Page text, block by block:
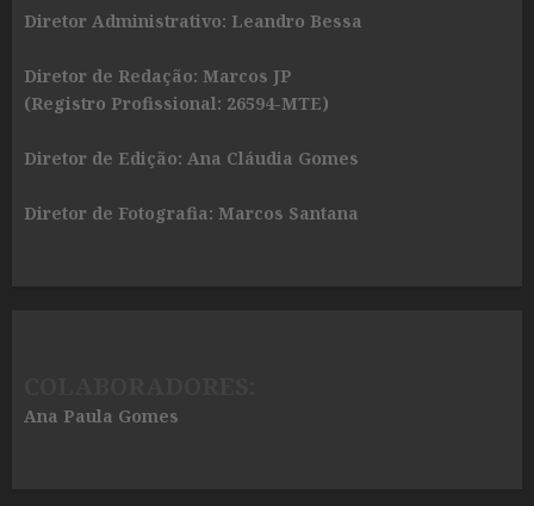
Diretor Administrativo: Leandro Bessa
Diretor de Redação: Marcos JP
(Registro Profissional: 26594-MTE)
Diretor de Edição: Ana Cláudia Gomes
Diretor de Fotografia: Marcos Santana
Ana Paula Gomes